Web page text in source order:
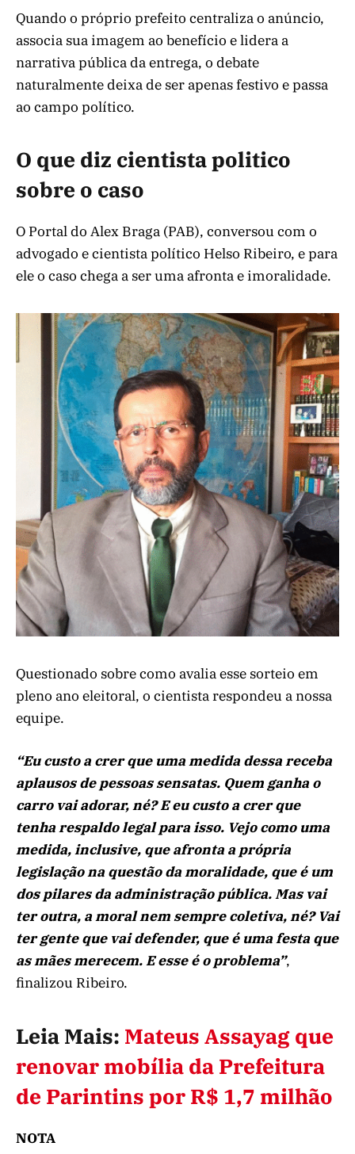
Quando o próprio prefeito centraliza o anúncio,
associa sua imagem ao benefício e lidera a
narrativa pública da entrega, o debate
naturalmente deixa de ser apenas festivo e passa
ao campo político.
O que diz cientista politico
sobre o caso
O Portal do Alex Braga (PAB), conversou com o
advogado e cientista político Helso Ribeiro, e para
ele o caso chega a ser uma afronta e imoralidade.
Questionado sobre como avalia esse sorteio em
pleno ano eleitoral, o cientista respondeu a nossa
equipe.
“Eu custo a crer que uma medida dessa receba
aplausos de pessoas sensatas. Quem ganha o
carro vai adorar, né? E eu custo a crer que
tenha respaldo legal para isso. Vejo como uma
medida, inclusive, que afronta a própria
legislação na questão da moralidade, que é um
dos pilares da administração pública. Mas vai
ter outra, a moral nem sempre coletiva, né? Vai
ter gente que vai defender, que é uma festa que
as mães merecem. E esse é o problema”,
finalizou Ribeiro.
Leia Mais: Mateus Assayag que
renovar mobília da Prefeitura
de Parintins por R$ 1,7 milhão
NOTA